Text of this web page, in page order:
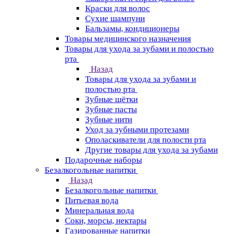
Краски для волос
Сухие шампуни
Бальзамы, кондиционеры
Товары медицинского назначения
Товары для ухода за зубами и полостью
рта
Назад
Товары для ухода за зубами и
полостью рта
Зубные щётки
Зубные пасты
Зубные нити
Уход за зубными протезами
Ополаскиватели для полости рта
Другие товары для ухода за зубами
Подарочные наборы
Безалкогольные напитки
Назад
Безалкогольные напитки
Питьевая вода
Минеральная вода
Соки, морсы, нектары
Газированные напитки